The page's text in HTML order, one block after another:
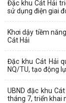
Đặc khu Cát Hải
sử dụng điện giai
Khơi dậy tiềm
Cát Hải
Đặc khu Cát Hải
NQ/TU, tạo động
UBND đặc khu
tháng 7, triển khai